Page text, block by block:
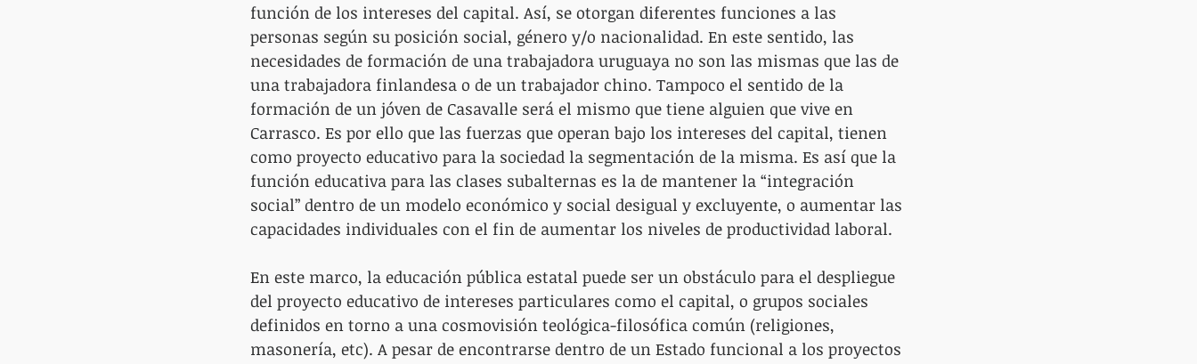
función de los intereses del capital. Así, se otorgan diferentes funciones a las
personas según su posición social, género y/o nacionalidad. En este sentido, las
necesidades de formación de una trabajadora uruguaya no son las mismas que las de
una trabajadora finlandesa o de un trabajador chino. Tampoco el sentido de la
formación de un jóven de Casavalle será el mismo que tiene alguien que vive en
Carrasco. Es por ello que las fuerzas que operan bajo los intereses del capital, tienen
como proyecto educativo para la sociedad la segmentación de la misma. Es así que la
función educativa para las clases subalternas es la de mantener la “integración
social” dentro de un modelo económico y social desigual y excluyente, o aumentar las
capacidades individuales con el fin de aumentar los niveles de productividad laboral.
En este marco, la educación pública estatal puede ser un obstáculo para el despliegue
del proyecto educativo de intereses particulares como el capital, o grupos sociales
definidos en torno a una cosmovisión teológica-filosófica común (religiones,
masonería, etc). A pesar de encontrarse dentro de un Estado funcional a los proyectos